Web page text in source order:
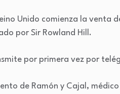
Unido comienza la venta
por Sir Rowland Hill.
por primera vez por
de Ramón y Cajal,